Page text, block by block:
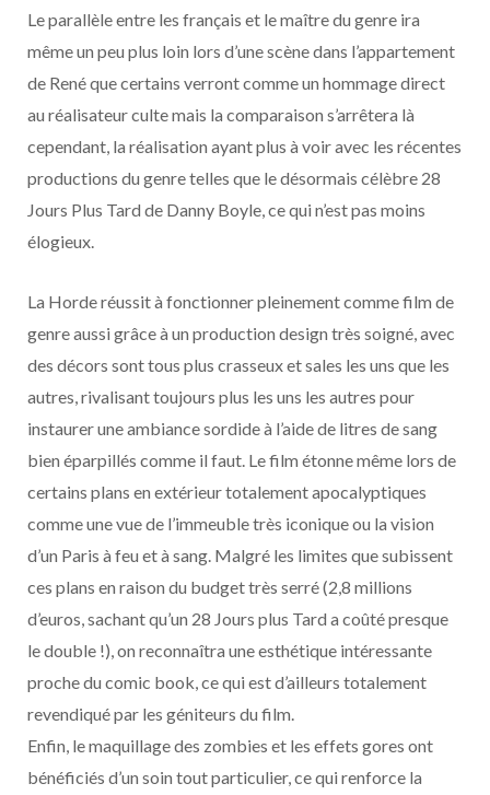
Le parallèle entre les français et le maître du genre ira
même un peu plus loin lors d’une scène dans l’appartement
de René que certains verront comme un hommage direct
au réalisateur culte mais la comparaison s’arrêtera là
cependant, la réalisation ayant plus à voir avec les récentes
productions du genre telles que le désormais célèbre 28
Jours Plus Tard de Danny Boyle, ce qui n’est pas moins
élogieux.
La Horde réussit à fonctionner pleinement comme film de
genre aussi grâce à un production design très soigné, avec
des décors sont tous plus crasseux et sales les uns que les
autres, rivalisant toujours plus les uns les autres pour
instaurer une ambiance sordide à l’aide de litres de sang
bien éparpillés comme il faut. Le film étonne même lors de
certains plans en extérieur totalement apocalyptiques
comme une vue de l’immeuble très iconique ou la vision
d’un Paris à feu et à sang. Malgré les limites que subissent
ces plans en raison du budget très serré (2,8 millions
d’euros, sachant qu’un 28 Jours plus Tard a coûté presque
le double !), on reconnaîtra une esthétique intéressante
proche du comic book, ce qui est d’ailleurs totalement
revendiqué par les géniteurs du film.
Enfin, le maquillage des zombies et les effets gores ont
bénéficiés d’un soin tout particulier, ce qui renforce la